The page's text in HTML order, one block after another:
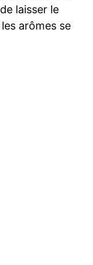
laisser le
arômes se